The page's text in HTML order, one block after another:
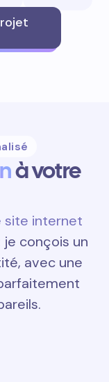
à votre
site internet
je conçois un
avec une